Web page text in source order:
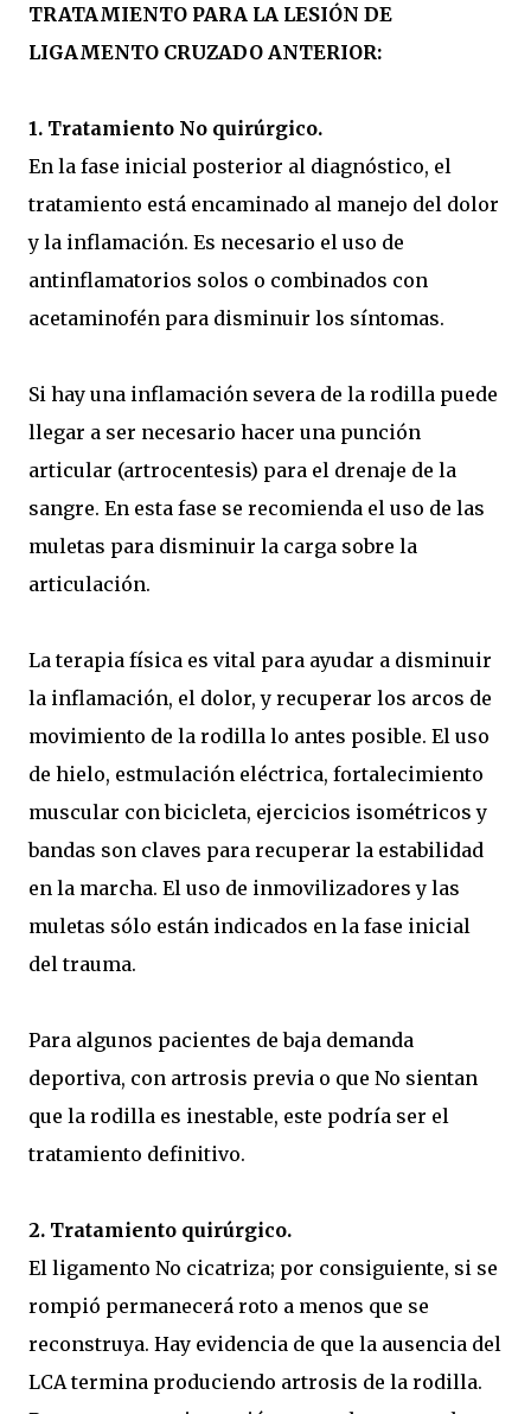
TRATAMIENTO PARA LA LESIÓN DE
LIGAMENTO CRUZADO ANTERIOR:
1. Tratamiento No quirúrgico.
En la fase inicial posterior al diagnóstico, el
tratamiento está encaminado al manejo del dolor
y la inflamación. Es necesario el uso de
antinflamatorios solos o combinados con
acetaminofén para disminuir los síntomas.
Si hay una inflamación severa de la rodilla puede
llegar a ser necesario hacer una punción
articular (artrocentesis) para el drenaje de la
sangre. En esta fase se recomienda el uso de las
muletas para disminuir la carga sobre la
articulación.
La terapia física es vital para ayudar a disminuir
la inflamación, el dolor, y recuperar los arcos de
movimiento de la rodilla lo antes posible. El uso
de hielo, estmulación eléctrica, fortalecimiento
muscular con bicicleta, ejercicios isométricos y
bandas son claves para recuperar la estabilidad
en la marcha. El uso de inmovilizadores y las
muletas sólo están indicados en la fase inicial
del trauma.
Para algunos pacientes de baja demanda
deportiva, con artrosis previa o que No sientan
que la rodilla es inestable, este podría ser el
tratamiento definitivo.
2. Tratamiento quirúrgico.
El ligamento No cicatriza; por consiguiente, si se
rompió permanecerá roto a menos que se
reconstruya. Hay evidencia de que la ausencia del
LCA termina produciendo artrosis de la rodilla.